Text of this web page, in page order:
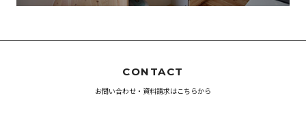
CONTACT
お問い合わせ・資料請求はこちらから